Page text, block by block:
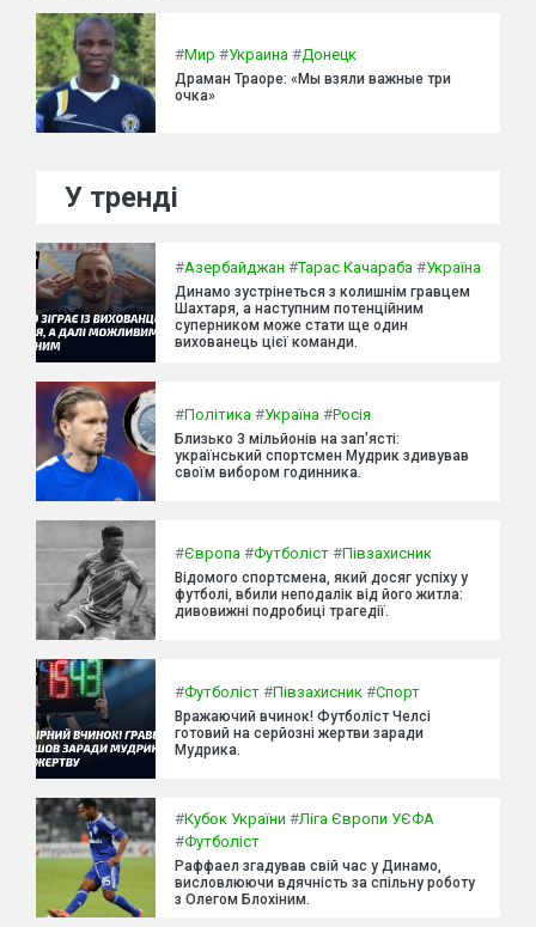
#Мир #Украина #Донецк
Драман Траоре: «Мы взяли важные три
очка»
У тренді
#Азербайджан #Тарас Качараба #Україна
Динамо зустрінеться з колишнім гравцем
Шахтаря, а наступним потенційним
суперником може стати ще один
вихованець цієї команди.
#Політика #Україна #Росія
Близько 3 мільйонів на зап'ясті:
український спортсмен Мудрик здивував
своїм вибором годинника.
#Європа #Футболіст #Півзахисник
Відомого спортсмена, який досяг успіху у
футболі, вбили неподалік від його житла:
дивовижні подробиці трагедії.
#Футболіст #Півзахисник #Спорт
Вражаючий вчинок! Футболіст Челсі
готовий на серйозні жертви заради
Мудрика.
#Кубок України #Ліга Європи УЄФА
#Футболіст
Раффаел згадував свій час у Динамо,
висловлюючи вдячність за спільну роботу
з Олегом Блохіним.